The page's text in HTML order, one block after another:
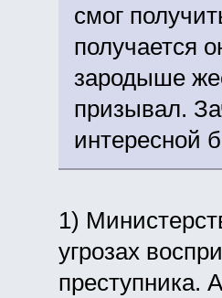
смог
получается
зародыше
призывал.
интересной
1)
угрозах
преступника.